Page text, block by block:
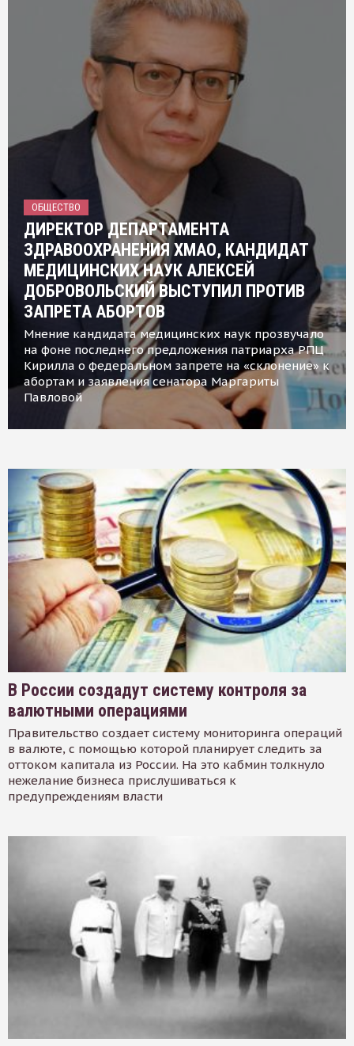
ОБЩЕСТВО
ДИРЕКТОР ДЕПАРТАМЕНТА
ЗДРАВООХРАНЕНИЯ ХМАО, КАНДИДАТ
МЕДИЦИНСКИХ НАУК АЛЕКСЕЙ
ДОБРОВОЛЬСКИЙ ВЫСТУПИЛ ПРОТИВ
ЗАПРЕТА АБОРТОВ
Мнение кандидата медицинских наук прозвучало
на фоне последнего предложения патриарха РПЦ
Кирилла о федеральном запрете на «склонение» к
абортам и заявления сенатора Маргариты
Павловой
В России создадут систему контроля за
валютными операциями
Правительство создает систему мониторинга операций
в валюте, с помощью которой планирует следить за
оттоком капитала из России. На это кабмин толкнуло
нежелание бизнеса прислушиваться к
предупреждениям власти